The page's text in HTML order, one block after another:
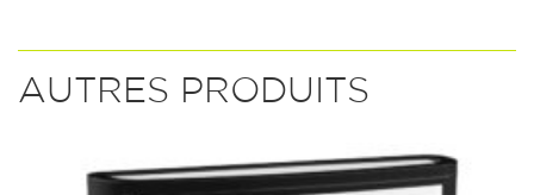
AUTRES PRODUITS